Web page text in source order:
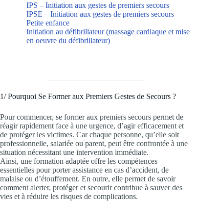
IPS – Initiation aux gestes de premiers secours
IPSE – Initiation aux gestes de premiers secours
Petite enfance
Initiation au défibrillateur (massage cardiaque et mise
en oeuvre du défibrillateur)
1/ Pourquoi Se Former aux Premiers Gestes de Secours ?
Pour commencer, se former aux premiers secours permet de
réagir rapidement face à une urgence, d’agir efficacement et
de protéger les victimes. Car chaque personne, qu’elle soit
professionnelle, salariée ou parent, peut être confrontée à une
situation nécessitant une intervention immédiate.
Ainsi, une formation adaptée offre les compétences
essentielles pour porter assistance en cas d’accident, de
malaise ou d’étouffement. En outre, elle permet de savoir
comment alerter, protéger et secourir contribue à sauver des
vies et à réduire les risques de complications.